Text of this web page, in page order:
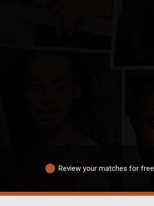
Review your matches for free